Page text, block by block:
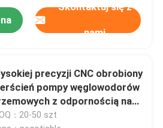
Skontaktuj się z
nami
precyzji CNC obrobiony
pompy węglowodorów
z odpornością na
i stabilnością termiczną
：20-50 szt